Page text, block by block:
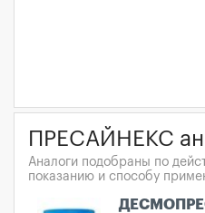
ПРЕСАЙНЕКС
Аналоги подобраны по
показанию и способу